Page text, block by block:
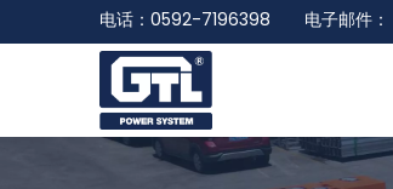
电话：0592-7196398 电子邮件：